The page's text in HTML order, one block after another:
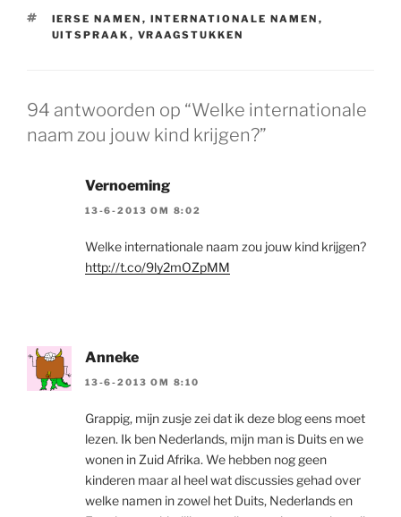
TAGS
IERSE NAMEN , INTERNATIONALE NAMEN ,
UITSPRAAK , VRAAGSTUKKEN
94 antwoorden op “Welke internationale
naam zou jouw kind krijgen?”
Vernoeming
13-6-2013 OM 8:02
Welke internationale naam zou jouw kind krijgen?
http://t.co/9ly2mOZpMM
Anneke
13-6-2013 OM 8:10
Grappig, mijn zusje zei dat ik deze blog eens moet
lezen. Ik ben Nederlands, mijn man is Duits en we
wonen in Zuid Afrika. We hebben nog geen
kinderen maar al heel wat discussies gehad over
welke namen in zowel het Duits, Nederlands en